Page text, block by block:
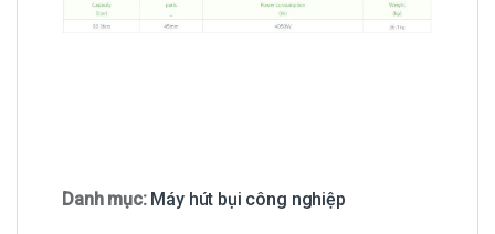
Danh mục: Máy hút bụi công nghiệp